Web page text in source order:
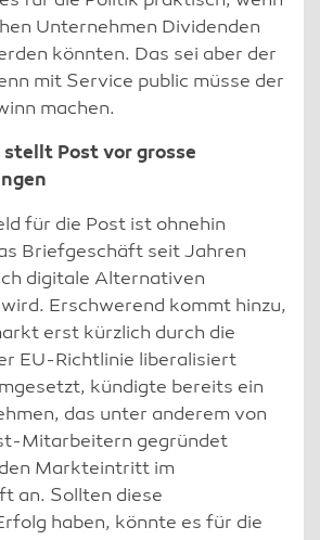
Unternehmen Dividenden
könnten. Das sei aber der
mit Service public müsse der
machen.
stellt Post vor grosse
für die Post ist ohnehin
Briefgeschäft seit Jahren
digitale Alternativen
Erschwerend kommt hinzu,
erst kürzlich durch die
EU-Richtlinie liberalisiert
kündigte bereits ein
das unter anderem von
Mitarbeitern gegründet
Markteintritt im
an. Sollten diese
haben, könnte es für die